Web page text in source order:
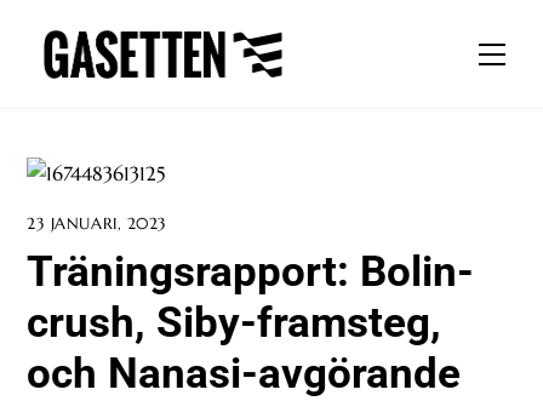
content
23 JANUARI, 2023
Träningsrapport: Bolin-
crush, Siby-framsteg,
och Nanasi-avgörande